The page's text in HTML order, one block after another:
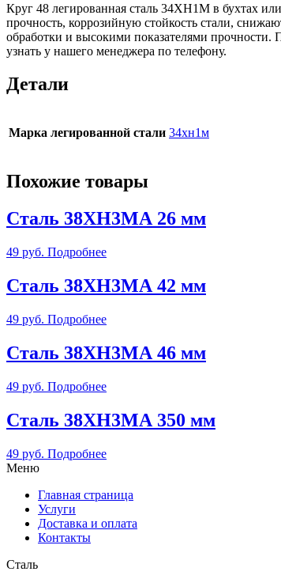
Круг 48 легированная сталь 34ХН1М в бухтах
прочность, коррозийную стойкость стали,
обработки и высокими показателями
узнать у нашего менеджера по телефону.
Детали
Марка легированной стали 34хн1м
Похожие товары
Сталь 38ХН3МА 26 мм
49 руб. Подробнее
Сталь 38ХН3МА 42 мм
49 руб. Подробнее
Сталь 38ХН3МА 46 мм
49 руб. Подробнее
Сталь 38ХН3МА 350 мм
49 руб. Подробнее
Меню
Главная страница
Услуги
Доставка и оплата
Контакты
Сталь